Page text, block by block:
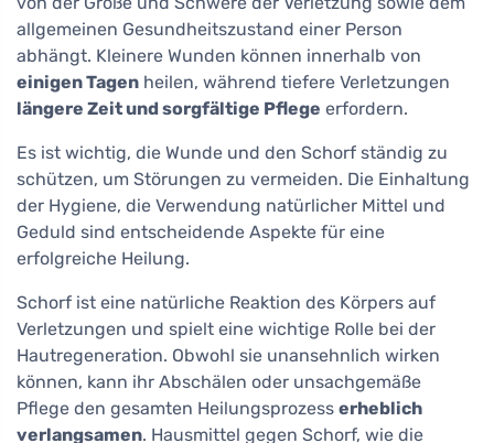
allgemeinen Gesundheitszustand einer Person
abhängt. Kleinere Wunden können innerhalb von
einigen Tagen heilen, während tiefere Verletzungen
längere Zeit und sorgfältige Pflege erfordern.
Es ist wichtig, die Wunde und den Schorf ständig zu
schützen, um Störungen zu vermeiden. Die Einhaltung
der Hygiene, die Verwendung natürlicher Mittel und
Geduld sind entscheidende Aspekte für eine
erfolgreiche Heilung.
Schorf ist eine natürliche Reaktion des Körpers auf
Verletzungen und spielt eine wichtige Rolle bei der
Hautregeneration. Obwohl sie unansehnlich wirken
können, kann ihr Abschälen oder unsachgemäße
Pflege den gesamten Heilungsprozess erheblich
verlangsamen. Hausmittel gegen Schorf, wie die